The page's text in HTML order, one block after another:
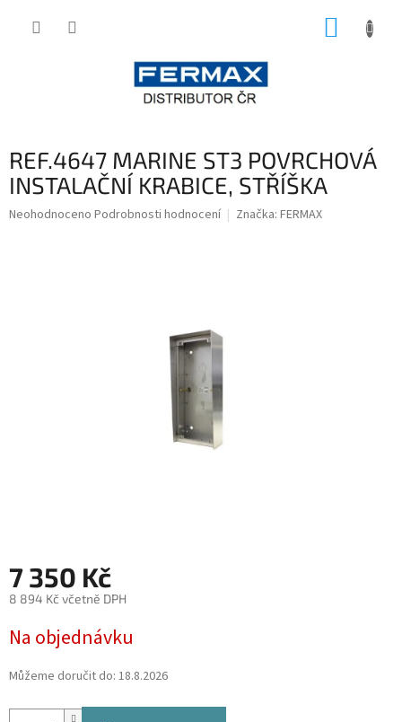
REF.4647 MARINE ST3 POVRCHOVÁ
INSTALAČNÍ KRABICE, STŘÍŠKA
Průměrné
Neohodnoceno Podrobnosti hodnocení Značka: FERMAX
7 350 Kč
8 894 Kč včetně DPH
cena:
Na objednávku
Můžeme doručit do: 18.8.2026